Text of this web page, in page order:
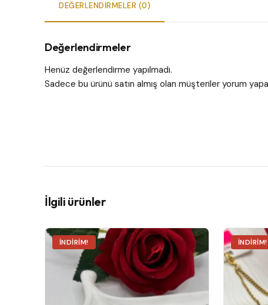
DEĞERLENDIRMELER (0)
Değerlendirmeler
Henüz değerlendirme yapılmadı.
Sadece bu ürünü satın almış olan müşteriler yorum
İlgili ürünler
İNDIRIM! İNDIRIM!